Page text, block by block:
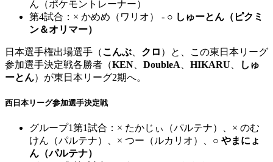
ん（ポケモントレーナー）
第4試合：× かめめ（ワリオ） - ○ しゅーとん（ピクミ
ン＆オリマー）
日本選手権出場選手（こんぶ クロ ）と、この東日本リーグ
参加選手決定戦各勝者（KEN DoubleA HIKARU
しゅ
ーとん）が東日本リーグ2期へ。
西日本リーグ参加選手決定戦
グループ1第1試合：× たかじぃ（パルテナ）、× のむ
けん（パルテナ）、× つー（ルカリオ）、 ○ やまにょ
ん（パルテナ）